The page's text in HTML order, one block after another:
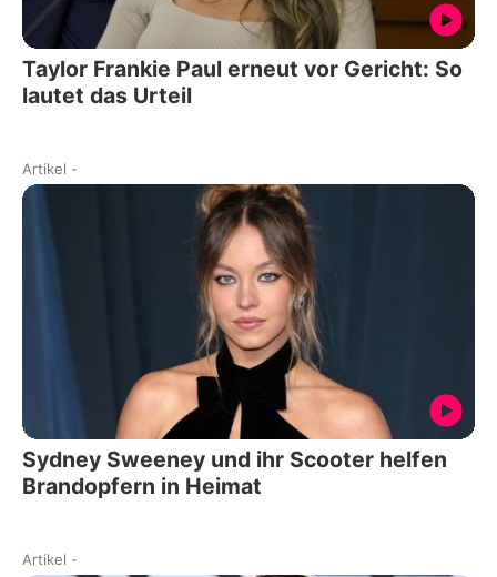
Taylor Frankie Paul erneut vor Gericht: So
lautet das Urteil
Artikel -
Sydney Sweeney und ihr Scooter helfen
Brandopfern in Heimat
Artikel -